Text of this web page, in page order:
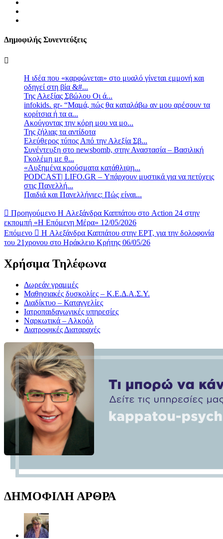
Δημοφιλής Συνεντεύξεις
Η ιδέα που «καρφώνεται» στο μυαλό γίνεται εμμονή και
οδηγεί στη βία &#...
Της Αλεξίας Σβώλου Οι ά...
infokids. gr- “Μαμά, πώς θα καταλάβω αν μου αρέσουν τα
κορίτσια ή τα α...
Ακούγοντας την κόρη μου να μο...
Της ζήλιας τα αντίδοτα
Ελεύθερος τύπος Από την Αλεξία Σβ...
Συνέντευξη στο newsbomb, στην Αναστασία – Βασιλική
Γκολέμη με θ...
«Αυξημένα κρούσματα κατάθλιψη...
PODCAST| LIFO.GR – Υπάρχουν μυστικά για να πετύχεις
στις Πανελλή...
Παιδιά και Πανελλήνιες: Πώς είναι...
Προηγούμενο H Αλεξάνδρα Καππάτου στο Action 24 στην
εκπομπή «Η Επόμενη Μέρα» 12/05/2026
Επόμενο
H Αλεξάνδρα Καππάτου στην ΕΡΤ, για την δολοφονία
του 21χρονου στο Ηράκλειο Κρήτης 06/05/26
Χρήσιμα Τηλέφωνα
Δωρεάν γραμμές
Μαθησιακές δυσκολίες – Κ.Ε.Δ.Α.Σ.Υ.
Διαδίκτυο – Καταγγελίες
Ιατροπαιδαγωγικές υπηρεσίες
Ναρκωτικά – Αλκοόλ
Διατροφικές Διαταραχές
ΔΗΜΟΦΙΛΗ ΑΡΘΡΑ